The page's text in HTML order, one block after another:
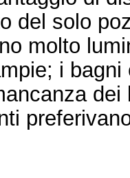
del solo
molto
i